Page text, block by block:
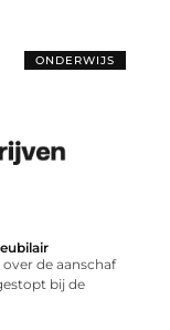
ONDERWIJS
de aanschaf
bij de